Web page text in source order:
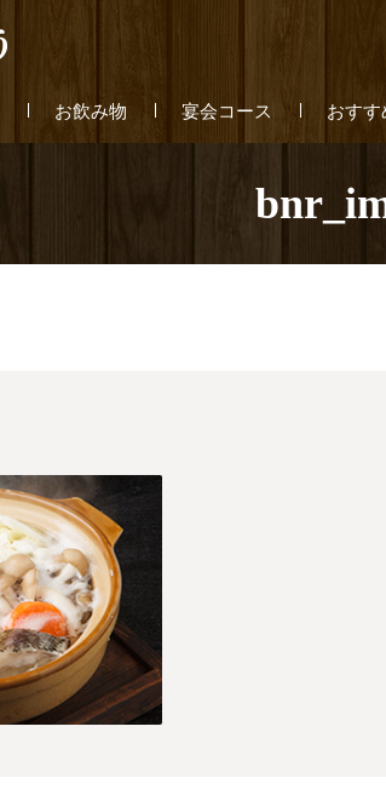
お飲み物 宴会コース おすす